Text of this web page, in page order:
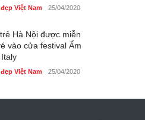
Việt Nam 25/04/2020
Hà Nội được miễn
vào cửa festival Ẩm
Việt Nam 25/04/2020
mạch khoe sắc